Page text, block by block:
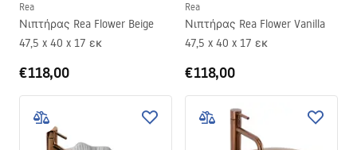
Rea
Νιπτήρας Rea Flower Beige
47,5 x 40 x 17 εκ
€118,00
Rea
Νιπτήρας Rea Flower Vanilla
47,5 x 40 x 17 εκ
€118,00